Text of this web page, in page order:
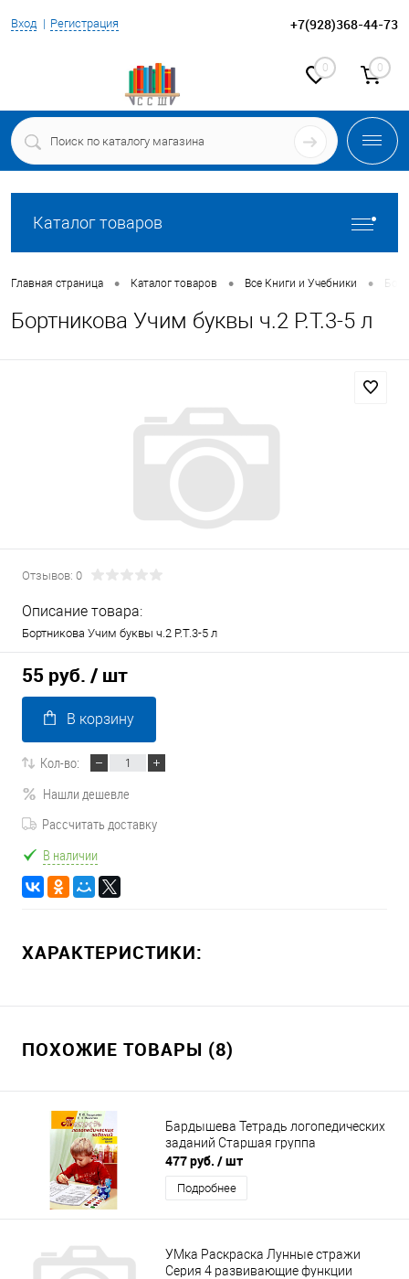
Вход Регистрация +7(928)368-44-73
0 0
Каталог товаров
Главная страница • Каталог товаров • Все Книги и Учебники •
Бортникова Учим буквы ч.2 Р.Т.3-5 л
Отзывов: 0
Описание товара:
Бортникова Учим буквы ч.2 Р.Т.3-5 л
55 руб. / шт
В корзину
Кол-во:
Нашли дешевле
Рассчитать доставку
В наличии
ХАРАКТЕРИСТИКИ:
ПОХОЖИЕ ТОВАРЫ (8)
Бардышева Тетрадь логопедических
заданий Старшая группа
477 руб. / шт
Подробнее
УМка Раскраска Лунные стражи
Серия 4 развивающие функции